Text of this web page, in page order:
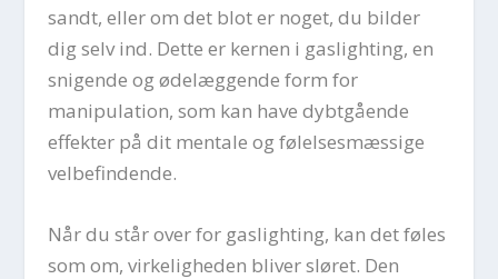
sandt, eller om det blot er noget, du bilder
dig selv ind. Dette er kernen i gaslighting, en
snigende og ødelæggende form for
manipulation, som kan have dybtgående
effekter på dit mentale og følelsesmæssige
velbefindende.
Når du står over for gaslighting, kan det føles
som om, virkeligheden bliver sløret. Den